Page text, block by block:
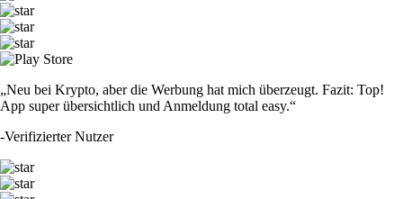
„Neu bei Krypto, aber die Werbung hat mich überzeugt. Fazit: Top!
App super übersichtlich und Anmeldung total easy.“
-Verifizierter Nutzer